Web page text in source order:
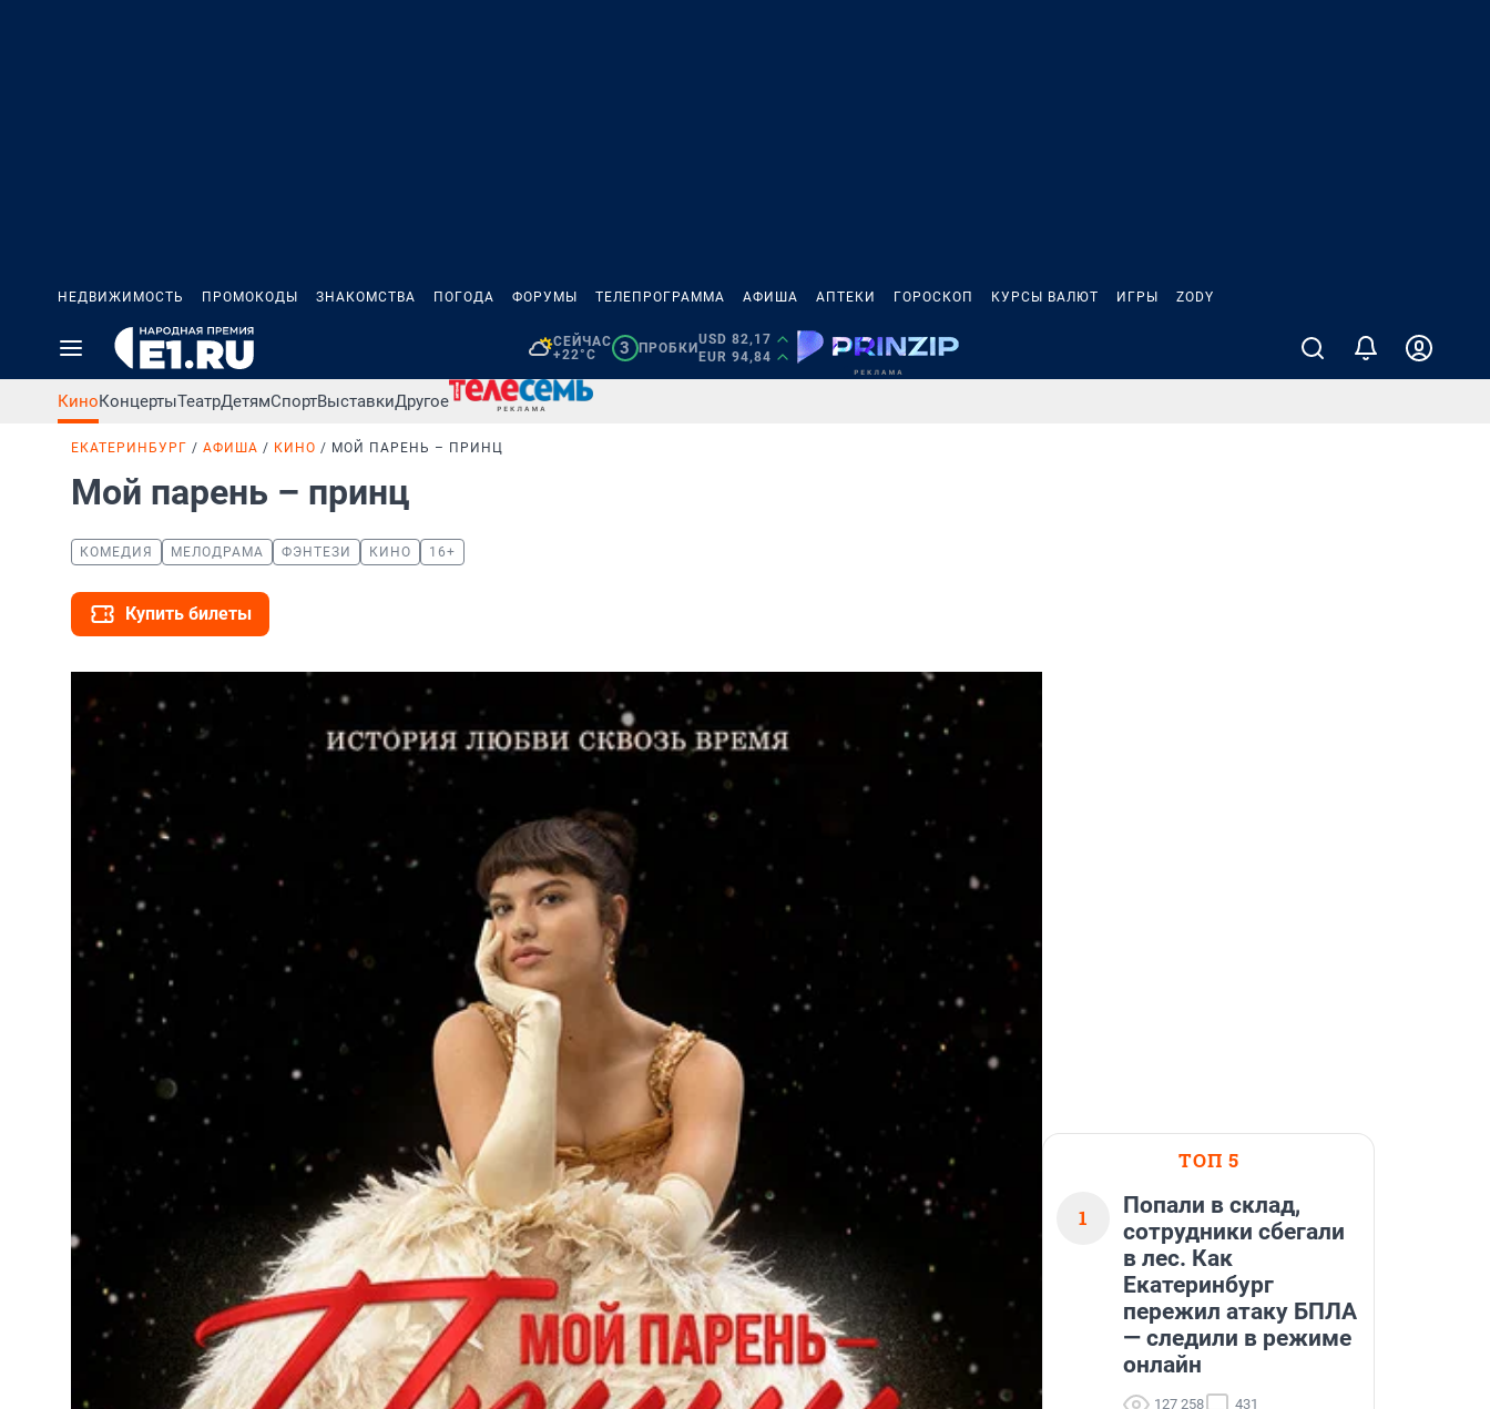
НЕДВИЖИМОСТЬ ПРОМОКОДЫ ЗНАКОМСТВА ПОГОДА ФОРУМЫ ТЕЛЕПРОГРАММА АФИША АПТЕКИ ГОРОСКОП КУРСЫ ВАЛЮТ ИГРЫ ZODY
СЕЙЧАС
+22°C
3 ПРОБКИ
USD 82,17
EUR 94,84
КиноКонцертыТеатрДетямСпортВыставкиДругое
ЕКАТЕРИНБУРГ АФИША КИНО МОЙ ПАРЕНЬ – ПРИНЦ
Мой парень – принц
КОМЕДИЯ МЕЛОДРАМА ФЭНТЕЗИ КИНО 16+
Купить билеты
ТОП 5
1
Попали в склад,
сотрудники сбегали
в лес. Как
Екатеринбург
пережил атаку БПЛА
— следили в режиме
онлайн
127 258 431